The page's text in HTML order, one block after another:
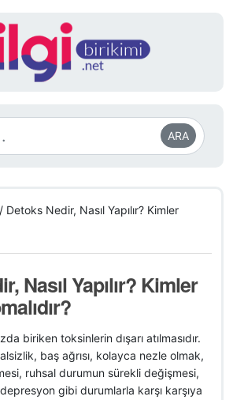
ARA
/ Detoks Nedir, Nasıl Yapılır? Kimler
Nasıl Yapılır? Kimler
biriken toksinlerin dışarı atılmasıdır.
baş ağrısı, kolayca nezle olmak,
ruhsal durumun sürekli değişmesi,
gibi durumlarla karşı karşıya